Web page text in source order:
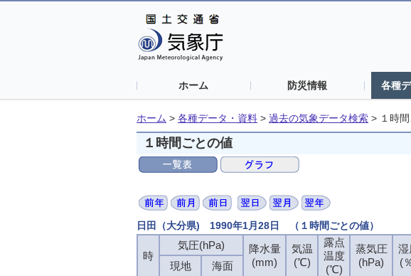
ホーム 防災情報 各種
ホーム > 各種データ・資料 > 過去の気象データ検索 > １時
１時間ごとの値
日田（大分県) 1990年1月28日 （１時間ごとの値）
時
気圧(hPa)
降水量
(mm)
気温
(℃)
露点
温度
(℃)
蒸気圧
(hPa)
湿
(
現地 海面